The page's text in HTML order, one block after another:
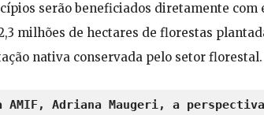
serão beneficiados diretamente com
milhões de hectares de florestas
nativa conservada pelo setor florestal.
AMIF, Adriana Maugeri, a